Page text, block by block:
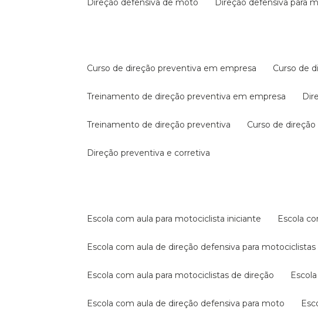
direção defensiva de moto direção defensiva para
curso de direção preventiva em empresa curso de
treinamento de direção preventiva em empresa
treinamento de direção preventiva curso de
direção preventiva e corretiva
escola com aula para motociclista iniciante escola
escola com aula de direção defensiva para motociclistas
escola com aula para motociclistas de direção
escola com aula de direção defensiva para moto